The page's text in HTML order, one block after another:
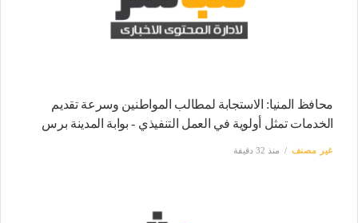
محافظ المنيا: الاستجابة لمطالب المواطنين وسرعة تقديم
الخدمات تمثل أولوية في العمل التنفيذي - بوابة المدينة برس
غير مصنف منذ 32 دقيقة